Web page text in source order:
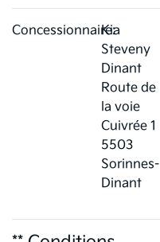
Concessionnaire:
Kia
Steveny
Dinant
Route de
la voie
Cuivrée 1
5503
Sorinnes-
Dinant